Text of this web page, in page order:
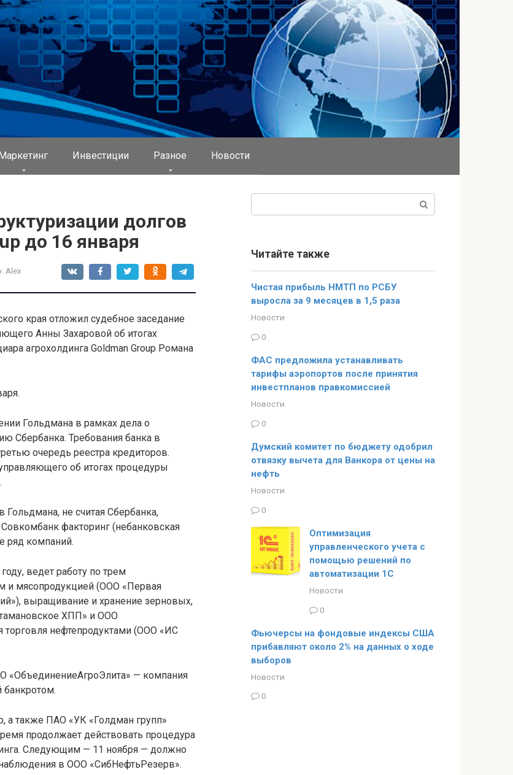
Инвестиции Разное Новости
долгов
до 16 января
Alex
края отложил судебное заседание
Анны Захаровой об итогах
агрохолдинга Goldman Group Романа
Гольдмана в рамках дела о
Сбербанка. Требования банка в
очередь реестра кредиторов.
об итогах процедуры
Гольдмана, не считая Сбербанка,
факторинг (небанковская
ряд компаний.
ведет работу по трем
и мясопродукцией (ООО «Первая
выращивание и хранение зерновых,
ХПП» и ООО
торговля нефтепродуктами (ООО «ИС
«ОбъединениеАгроЭлита» — компания
банкротом.
а также ПАО «УК «Голдман групп»
продолжает действовать процедура
Следующим — 11 ноября — должно
наблюдения в ООО «СибНефтьРезерв».
Читайте также
Чистая прибыль НМТП по РСБУ
выросла за 9 месяцев в 1,5 раза
Новости
0
ФАС предложила устанавливать
тарифы аэропортов после принятия
инвестпланов правкомиссией
Новости
0
Думский комитет по бюджету одобрил
отвязку вычета для Ванкора от цены на
нефть
Новости
0
Оптимизация
управленческого учета с
помощью решений по
автоматизации 1С
Новости
0
Фьючерсы на фондовые индексы США
прибавляют около 2% на данных о ходе
выборов
Новости
0